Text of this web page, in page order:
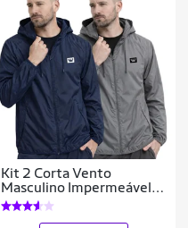
Kit 2 Corta Vento
Masculino Impermeável
Leve com Capuz Jaqueta
Esportiva